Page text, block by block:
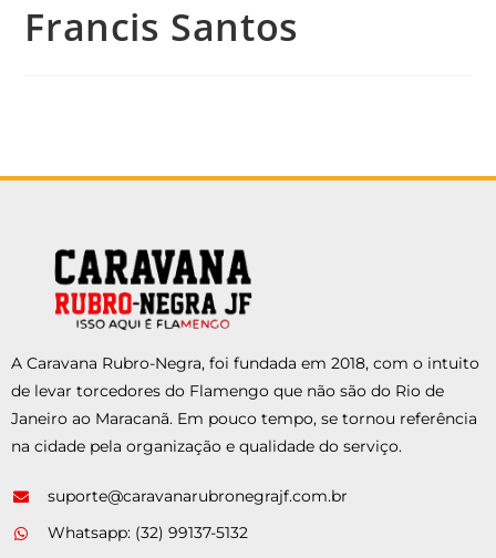
Francis Santos
A Caravana Rubro-Negra, foi fundada em 2018, com o intuito
de levar torcedores do Flamengo que não são do Rio de
Janeiro ao Maracanã. Em pouco tempo, se tornou referência
na cidade pela organização e qualidade do serviço.
suporte@caravanarubronegrajf.com.br
Whatsapp: (32) 99137-5132